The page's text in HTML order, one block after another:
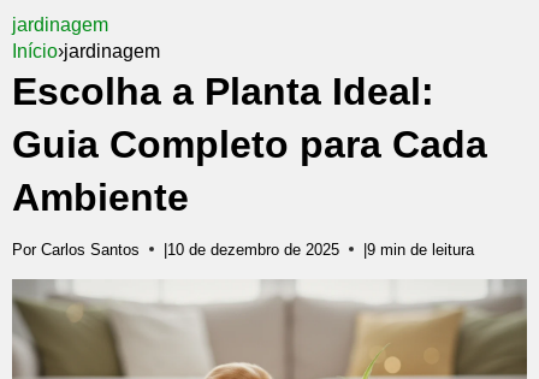
jardinagem
Início›jardinagem
Escolha a Planta Ideal:
Guia Completo para Cada
Ambiente
Por Carlos Santos |10 de dezembro de 2025 |9 min de leitura